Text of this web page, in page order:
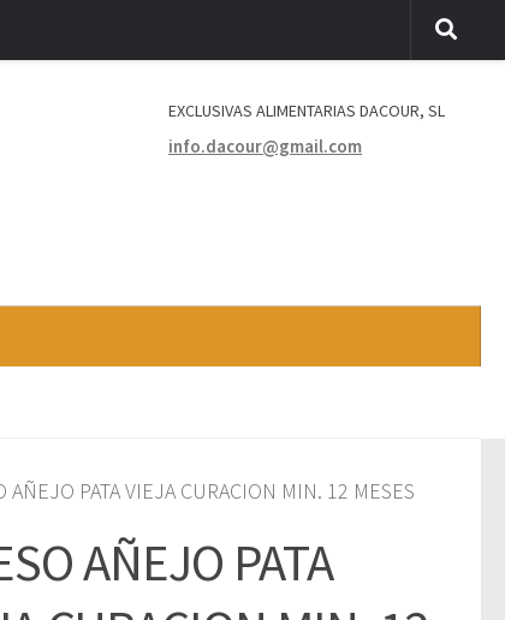
EXCLUSIVAS ALIMENTARIAS DACOUR, SL
info.dacour@gmail.com
PATA VIEJA CURACION MIN. 12 MESES
AÑEJO PATA